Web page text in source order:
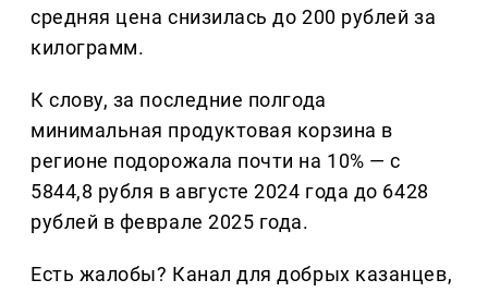
средняя цена снизилась до 200 рублей за
килограмм.
К слову, за последние полгода
минимальная продуктовая корзина в
регионе подорожала почти на 10% — с
5844,8 рубля в августе 2024 года до 6428
рублей в феврале 2025 года.
Есть жалобы? Канал для добрых казанцев,